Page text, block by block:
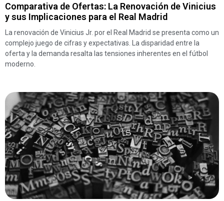
Comparativa de Ofertas: La Renovación de Vinicius
y sus Implicaciones para el Real Madrid
La renovación de Vinicius Jr. por el Real Madrid se presenta como un
complejo juego de cifras y expectativas. La disparidad entre la
oferta y la demanda resalta las tensiones inherentes en el fútbol
moderno.